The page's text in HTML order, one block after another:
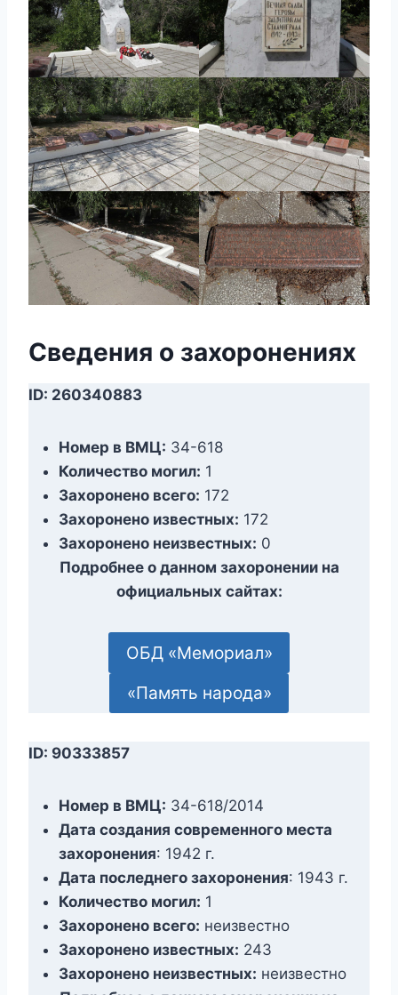
Сведения о захоронениях
ID: 260340883
Номер в ВМЦ: 34-618
Количество могил: 1
Захоронено всего: 172
Захоронено известных: 172
Захоронено неизвестных: 0
Подробнее о данном захоронении на
официальных сайтах:
ОБД «Мемориал»
«Память народа»
ID: 90333857
Номер в ВМЦ: 34-618/2014
Дата создания современного места
захоронения: 1942 г.
Дата последнего захоронения: 1943 г.
Количество могил: 1
Захоронено всего: неизвестно
Захоронено известных: 243
Захоронено неизвестных: неизвестно